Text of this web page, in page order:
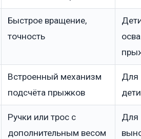
Быстрое вращение,
точность
Встроенный механизм
подсчёта прыжков
Для
Ручки или трос с
дополнительным весом
Для